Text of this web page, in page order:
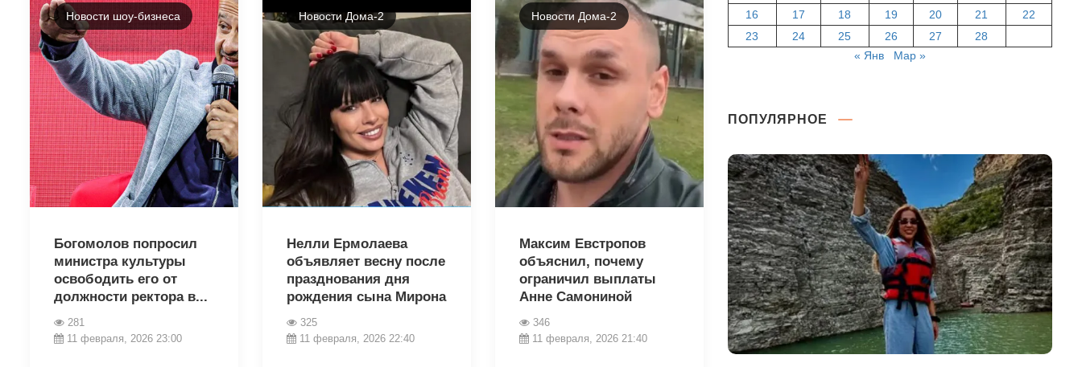
Новости шоу-бизнеса
Богомолов попросил
министра культуры
освободить его от
должности ректора в...
281
11 февраля, 2026 23:00
Новости Дома-2
Нелли Ермолаева
объявляет весну после
празднования дня
рождения сына Мирона
325
11 февраля, 2026 22:40
Новости Дома-2
Максим Евстропов
объяснил, почему
ограничил выплаты
Анне Самониной
346
11 февраля, 2026 21:40
16
17 18 19 20 21
22
23
24 25 26 27
28
« Янв
Мар »
ПОПУЛЯРНОЕ